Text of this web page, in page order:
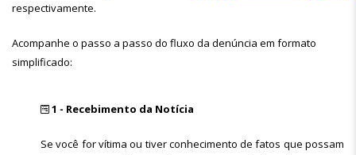
respectivamente.
Acompanhe o passo a passo do fluxo da denúncia em formato
simplificado:
1 - Recebimento da Notícia
Se você for vítima ou tiver conhecimento de fatos que possam